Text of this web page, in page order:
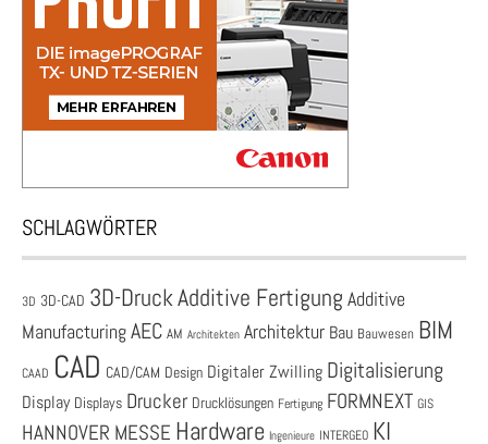
SCHLAGWÖRTER
3D 3D-CAD 3D-DruckAdditive Fertigung Additive
ManufacturingAEC AM Architekten Architektur Bau Bauwesen BIM
CAAD CAD CAD/CAM Design Digitaler Zwilling Digitalisierung
Display Displays Drucker Drucklösungen Fertigung FORMNEXT GIS
HANNOVER MESSE Hardware Ingenieure INTERGEO KI